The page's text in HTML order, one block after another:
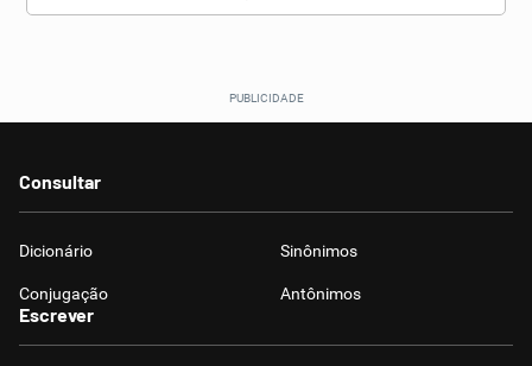
Consultar
Dicionário Sinônimos
Conjugação Antônimos
Escrever